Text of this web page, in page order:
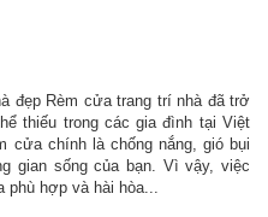
đẹp Rèm cửa trang trí nhà đã trở
thiếu trong các gia đình tại Việt
cửa chính là chống nắng, gió bụi
gian sống của bạn. Vì vậy, việc
phù hợp và hài hòa...